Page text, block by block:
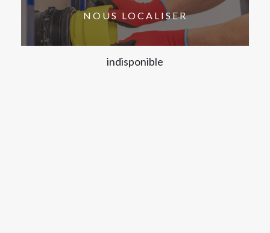
NOUS LOCALISER
indisponible